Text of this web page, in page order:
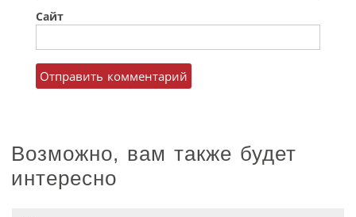
Сайт
Возможно, вам также будет
интересно